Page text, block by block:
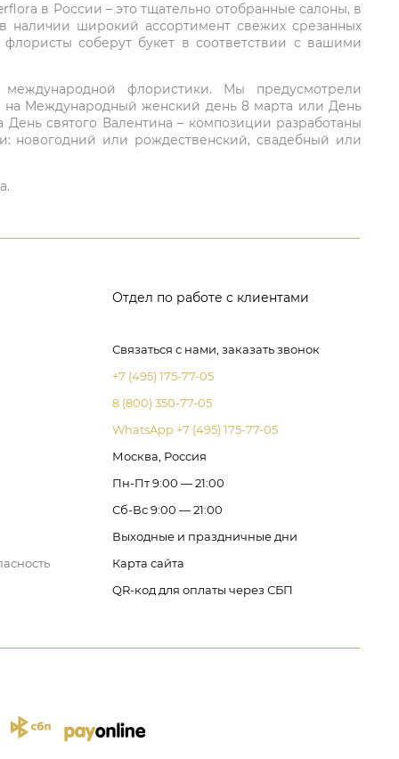
в России – это тщательно отобранные салоны, в
наличии широкий ассортимент свежих срезанных
соберут букет в соответствии с вашими
флористики. Мы предусмотрели
на Международный женский день 8 марта или День
святого Валентина – композиции разработаны
новогодний или рождественский, свадебный или
Отдел по работе с клиентами
Связаться с нами, заказать звонок
+7 (495) 175-77-05
8 (800) 350-77-05
WhatsApp +7 (495) 175-77-05
Москва, Россия
Пн-Пт 9:00 — 21:00
Сб-Вс 9:00 — 21:00
Выходные и праздничные дни
Карта сайта
QR-код для оплаты через СБП